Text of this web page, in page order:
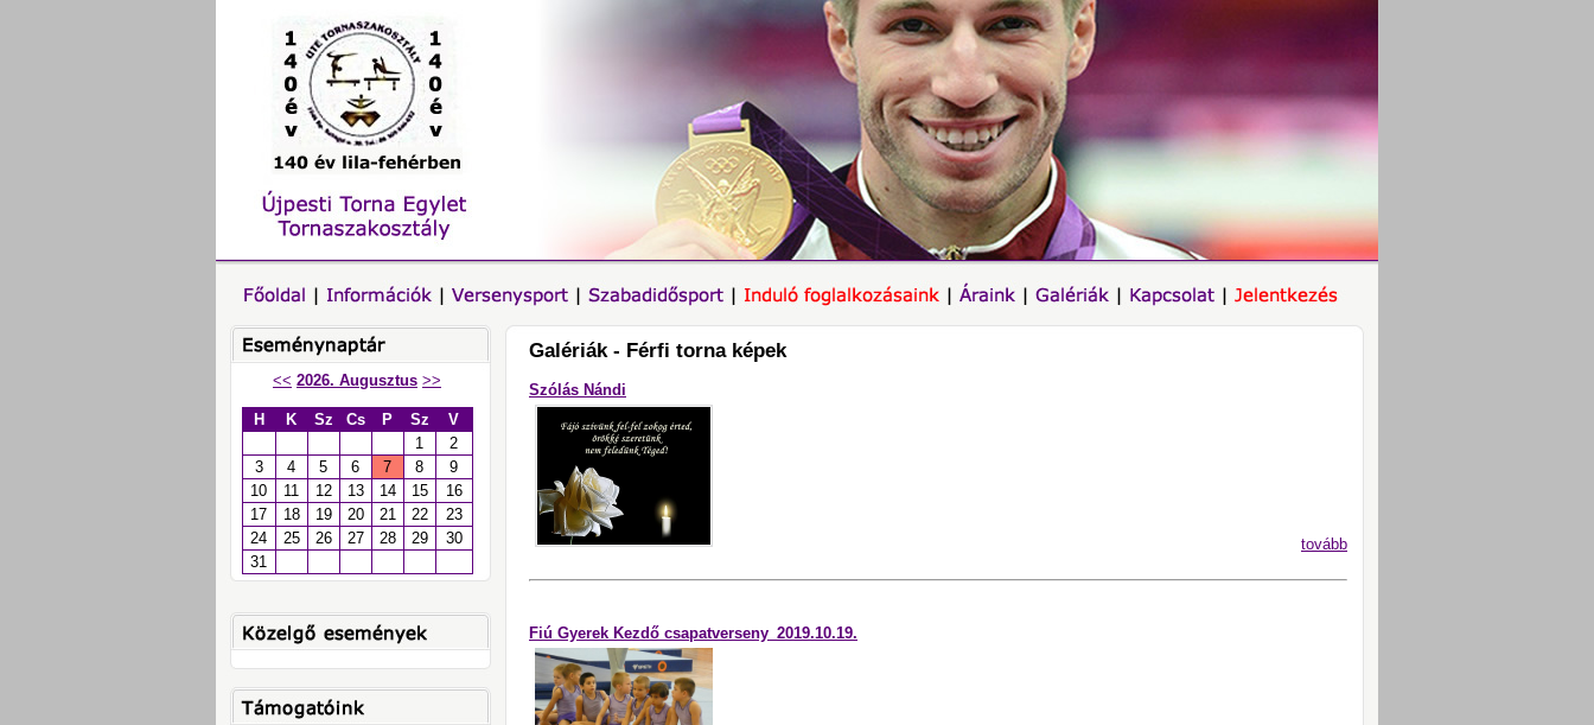
<< 2026. Augusztus >>
H K Sz Cs P Sz
V
1
2
3
4 5 6 7 8
9
10
11 12 13 14 15
16
17
18 19 20 21 22
23
24
25 26 27 28 29
30
31
Galériák - Férfi torna képek
Szólás Nándi
tovább
Fiú Gyerek Kezdő csapatverseny_2019.10.19.